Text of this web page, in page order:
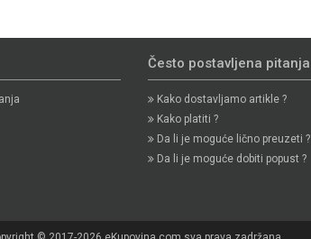
Često postavljena pitanja
Kako dostavljamo artikle ?
Kako platiti ?
Da li je moguće lično preuzeti ?
Da li je moguće dobiti popust ?